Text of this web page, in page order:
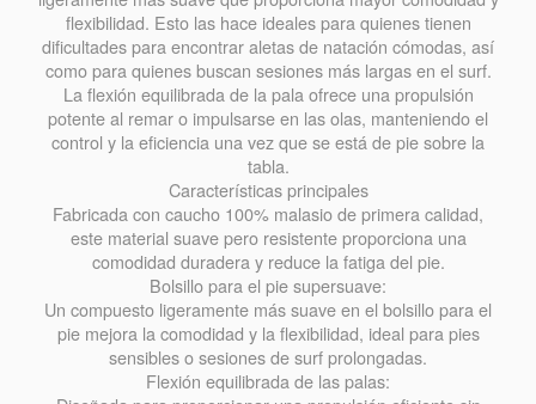
flexibilidad. Esto las hace ideales para quienes tienen
dificultades para encontrar aletas de natación cómodas, así
como para quienes buscan sesiones más largas en el surf.
La flexión equilibrada de la pala ofrece una propulsión
potente al remar o impulsarse en las olas, manteniendo el
control y la eficiencia una vez que se está de pie sobre la
tabla.
Características principales
Fabricada con caucho 100% malasio de primera calidad,
este material suave pero resistente proporciona una
comodidad duradera y reduce la fatiga del pie.
Bolsillo para el pie supersuave:
Un compuesto ligeramente más suave en el bolsillo para el
pie mejora la comodidad y la flexibilidad, ideal para pies
sensibles o sesiones de surf prolongadas.
Flexión equilibrada de las palas: